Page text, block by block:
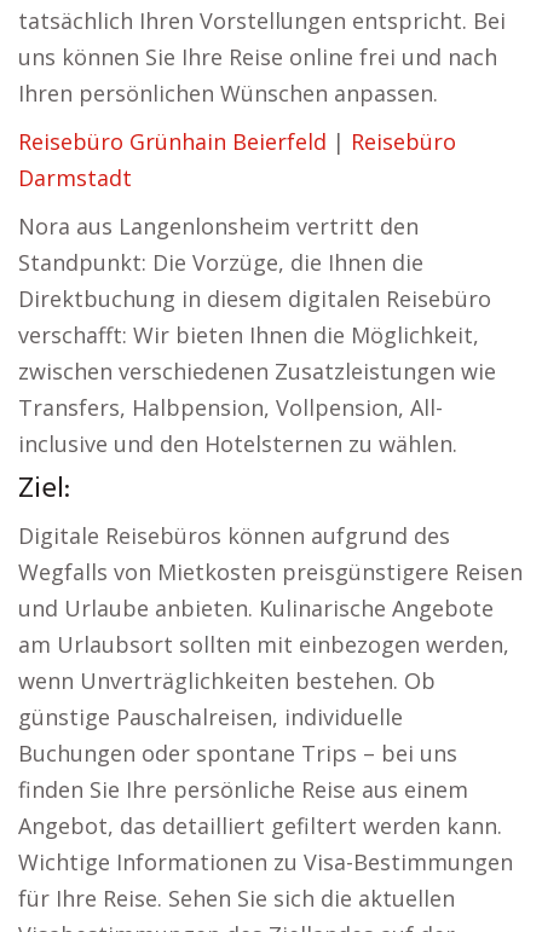
tatsächlich Ihren Vorstellungen entspricht. Bei
uns können Sie Ihre Reise online frei und nach
Ihren persönlichen Wünschen anpassen.
Reisebüro Grünhain Beierfeld | Reisebüro
Darmstadt
Nora aus Langenlonsheim vertritt den
Standpunkt: Die Vorzüge, die Ihnen die
Direktbuchung in diesem digitalen Reisebüro
verschafft: Wir bieten Ihnen die Möglichkeit,
zwischen verschiedenen Zusatzleistungen wie
Transfers, Halbpension, Vollpension, All-
inclusive und den Hotelsternen zu wählen.
Ziel:
Digitale Reisebüros können aufgrund des
Wegfalls von Mietkosten preisgünstigere Reisen
und Urlaube anbieten. Kulinarische Angebote
am Urlaubsort sollten mit einbezogen werden,
wenn Unverträglichkeiten bestehen. Ob
günstige Pauschalreisen, individuelle
Buchungen oder spontane Trips – bei uns
finden Sie Ihre persönliche Reise aus einem
Angebot, das detailliert gefiltert werden kann.
Wichtige Informationen zu Visa-Bestimmungen
für Ihre Reise. Sehen Sie sich die aktuellen